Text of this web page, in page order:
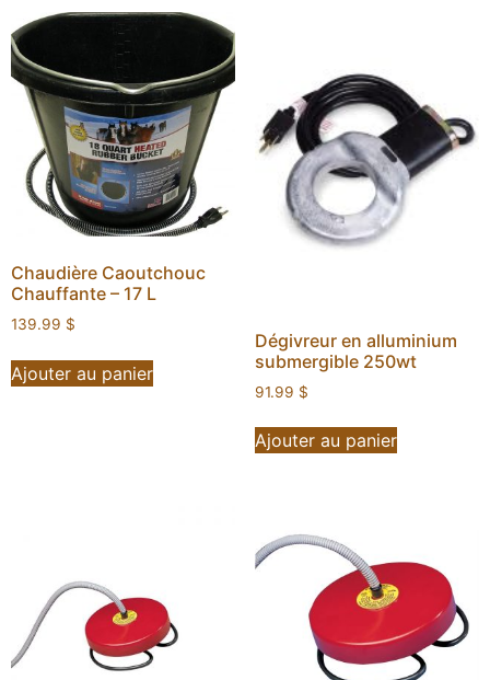
Chaudière Caoutchouc
Chauffante – 17 L
139.99 $
Ajouter au panier
Dégivreur en alluminium
submergible 250wt
91.99 $
Ajouter au panier